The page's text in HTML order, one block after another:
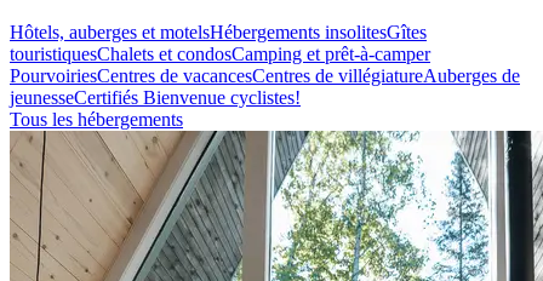
Hôtels, auberges et motelsHébergements insolitesGîtes
touristiquesChalets et condosCamping et prêt-à-camper
PourvoiriesCentres de vacancesCentres de villégiatureAuberges de
jeunesseCertifiés Bienvenue cyclistes!
Tous les hébergements